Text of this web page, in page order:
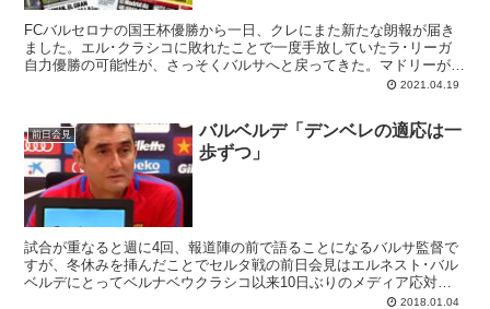
FCバルセロナの国王杯優勝から一日、クレにまた新たな朗報が届き
ました。エル･クラシコに敗れたことで一度手放していたラ･リーガ
自力優勝の可能性が、さっそくバルサへと戻ってきた。マドリーがヘ
タフェと引き分けたことで（0-0）、ラ･リーガの残り8試合に勝つこ
らです。コパ優勝によって士気をブーストさせしバルサよ、その勢い
で突っ走れ。
2021.04.19
前日会見
バルベルデ「デンベレの適応は一
歩ずつ」
試合が重なると週に4回、報道陣の前で語ることになるバルサ監督で
すが、冬休みを挿んだことでセルタ戦の前日会見はエルネスト･バル
ベルデにとってベルナベウクラシコ以来10日ぶりのメディア応対。
その間に生じた数々の出来事についてチングリさんが語っていますの
2018.01.04